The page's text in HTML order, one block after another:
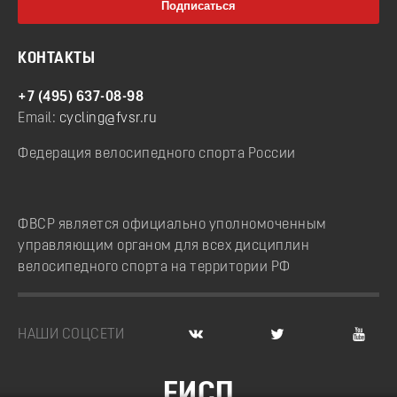
КОНТАКТЫ
+7 (495) 637-08-98
Email: cycling@fvsr.ru
Федерация велосипедного спорта России
ФВСР является официально уполномоченным
управляющим органом для всех дисциплин
велосипедного спорта на территории РФ
НАШИ СОЦСЕТИ